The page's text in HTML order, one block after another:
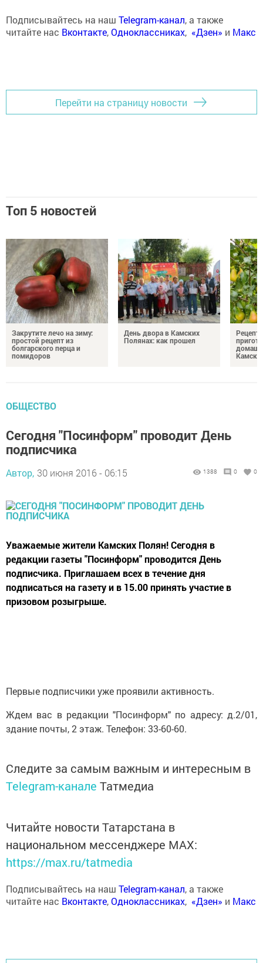
Подписывайтесь на наш Telegram-канал, а также
читайте нас Вконтакте,Одноклассниках, «Дзен» и Макс
Перейти на страницу новости
Топ 5 новостей
Закрутите лечо на зиму:
простой рецепт из
болгарского перца и
помидоров
День двора в Камских
Полянах: как прошел
ОБЩЕСТВО
Сегодня "Посинформ" проводит День
подписчика
Автор, 30 июня 2016 - 06:15 1388 0 0
Уважаемые жители Камских Полян! Сегодня в
редакции газеты "Посинформ" проводится День
подписчика. Приглашаем всех в течение дня
подписаться на газету и в 15.00 принять участие в
призовом розыгрыше.
Первые подписчики уже проявили активность.
Ждем вас в редакции "Посинформ" по адресу: д.2/01,
здание почты, 2 этаж. Телефон: 33-60-60.
Следите за самым важным и интересным в
Telegram-канале Татмедиа
Читайте новости Татарстана в
национальном мессенджере MАХ:
https://max.ru/tatmedia
Подписывайтесь на наш Telegram-канал, а также
читайте нас Вконтакте,Одноклассниках, «Дзен» и Макс